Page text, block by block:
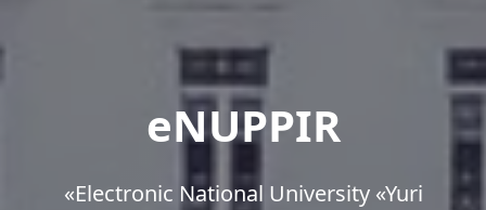
eNUPPIR
«Еlectronic National University «Yuri